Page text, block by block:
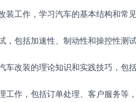
装工作，学习汽车的基本结构和常见
，包括加速性、制动性和操控性测
车改装的理论知识和实践技巧，包
工作，包括订单处理、客户服务等